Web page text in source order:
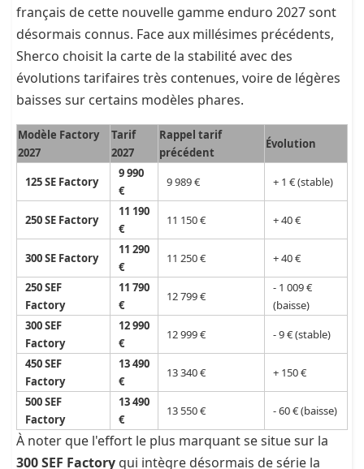
français de cette nouvelle gamme enduro 2027 sont
désormais connus. Face aux millésimes précédents,
Sherco choisit la carte de la stabilité avec des
évolutions tarifaires très contenues, voire de légères
baisses sur certains modèles phares.
Modèle Factory
2027
Tarif
2027
Rappel tarif
précédent
Évolution
125 SE Factory
9 990
€
9 989 € + 1 € (stable)
250 SE Factory
11 190
€
11 150 € + 40 €
300 SE Factory
11 290
€
11 250 €
+ 40 €
250 SEF
Factory
11 790
€
12 799 €
- 1 009 €
(baisse)
300 SEF
Factory
12 990
€
12 999 €
- 9 € (stable)
450 SEF
Factory
13 490
€
13 340 €
+ 150 €
500 SEF
Factory
13 490
€
13 550 € - 60 € (baisse)
À noter que l'effort le plus marquant se situe sur la
300 SEF Factory qui intègre désormais de série la